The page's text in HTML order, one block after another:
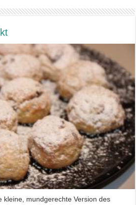
kleine, mundgerechte Version des